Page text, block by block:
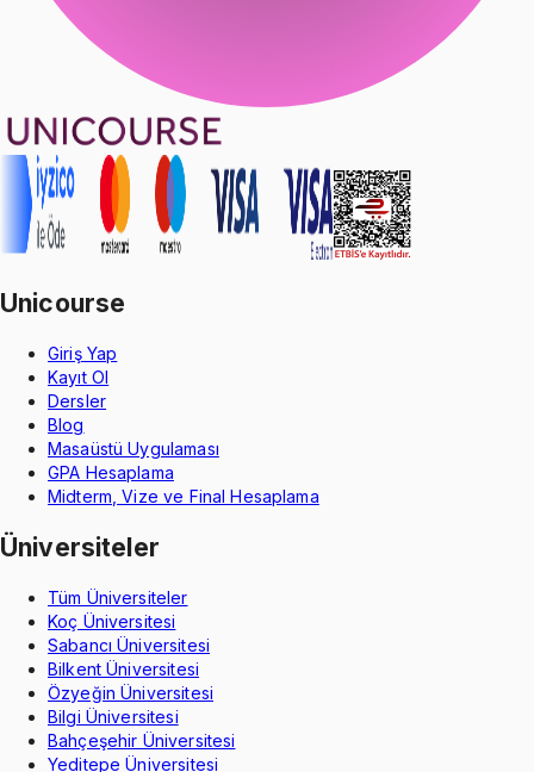
Unicourse
Giriş Yap
Kayıt Ol
Dersler
Blog
Masaüstü Uygulaması
GPA Hesaplama
Midterm, Vize ve Final Hesaplama
Üniversiteler
Tüm Üniversiteler
Koç Üniversitesi
Sabancı Üniversitesi
Bilkent Üniversitesi
Özyeğin Üniversitesi
Bilgi Üniversitesi
Bahçeşehir Üniversitesi
Yeditepe Üniversitesi